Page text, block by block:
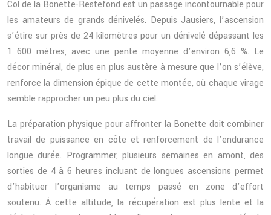
Col de la Bonette-Restefond est un passage incontournable pour
les amateurs de grands dénivelés. Depuis Jausiers, l’ascension
s’étire sur près de 24 kilomètres pour un dénivelé dépassant les
1 600 mètres, avec une pente moyenne d’environ 6,6 %. Le
décor minéral, de plus en plus austère à mesure que l’on s’élève,
renforce la dimension épique de cette montée, où chaque virage
semble rapprocher un peu plus du ciel.
La préparation physique pour affronter la Bonette doit combiner
travail de puissance en côte et renforcement de l’endurance
longue durée. Programmer, plusieurs semaines en amont, des
sorties de 4 à 6 heures incluant de longues ascensions permet
d’habituer l’organisme au temps passé en zone d’effort
soutenu. À cette altitude, la récupération est plus lente et la